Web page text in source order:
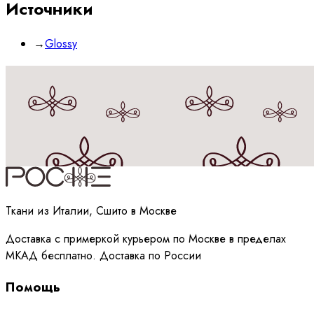
Источники
→Glossy
Принимаюполитикуобработки данных
Ткани из Италии, Сшито в Москве
Доставка с примеркой курьером по Москве в пределах
МКАД бесплатно. Доставка по России
Помощь